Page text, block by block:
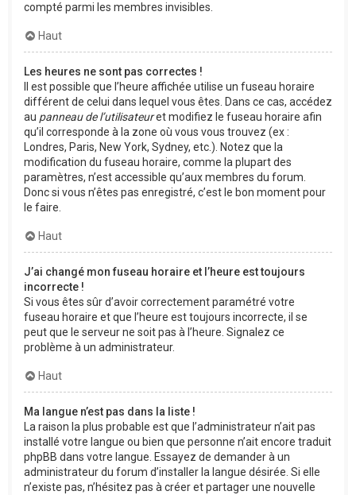
compté parmi les membres invisibles.
Haut
Les heures ne sont pas correctes !
Il est possible que l’heure affichée utilise un fuseau horaire
différent de celui dans lequel vous êtes. Dans ce cas, accédez
au panneau de l’utilisateuret modifiez le fuseau horaire afin
qu’il corresponde à la zone où vous vous trouvez (ex :
Londres, Paris, New York, Sydney, etc.). Notez que la
modification du fuseau horaire, comme la plupart des
paramètres, n’est accessible qu’aux membres du forum.
Donc si vous n’êtes pas enregistré, c’est le bon moment pour
le faire.
Haut
J’ai changé mon fuseau horaire et l’heure est toujours
incorrecte !
Si vous êtes sûr d’avoir correctement paramétré votre
fuseau horaire et que l’heure est toujours incorrecte, il se
peut que le serveur ne soit pas à l’heure. Signalez ce
problème à un administrateur.
Haut
Ma langue n’est pas dans la liste !
La raison la plus probable est que l’administrateur n’ait pas
installé votre langue ou bien que personne n’ait encore traduit
phpBB dans votre langue. Essayez de demander à un
administrateur du forum d’installer la langue désirée. Si elle
n’existe pas, n’hésitez pas à créer et partager une nouvelle